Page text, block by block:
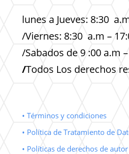
lunes a Jueves: 8:30
/Viernes: 8:30 a.m –
/Sabados de 9 :00 a.m
/Todos Los derechos
• Términos y condiciones
• Política de Tratamiento de
• Políticas de derechos de autor